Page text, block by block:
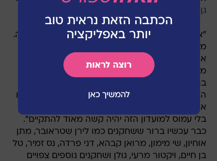
גן ובני לוד
"אם עמוס לוזון יעזוב עכשיו, זאת תהיה אבידה גדולה.
מצב כזה יגרום לחוסר ודאות, לעזיבה המונית, אף
אחד לא ירצה להתקרב למועדון במצב הזה". אמר
מוקדם יותר חלוץ מכבי פתח תקוה, עומר גולן,
בהתייחס
הוא מתכוון לפרוש מהענף. "תמיד ניהלו ותמיד ינהלו
את המועדון הזה אנשים טובים", המשיך גולן, "אבל
בלי עמוס למועדון הזה יהיה קשה מאוד להתקיים".
כבר עכשיו ברור ששחקנים כמו לירן שטראובר, מתן
אוחיון, שי מימון, מרואן קבהא, דני פרדה, נס זמיר, טל
בן חיים, ויקטור מרעי, גולן ושחקנים נוספים צפויים